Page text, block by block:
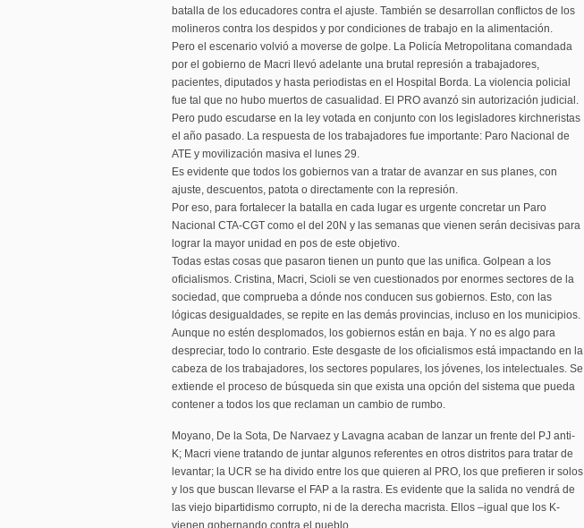
batalla de los educadores contra el ajuste. También se desarrollan conflictos de los
molineros contra los despidos y por condiciones de trabajo en la alimentación.
Pero el escenario volvió a moverse de golpe. La Policía Metropolitana comandada
por el gobierno de Macri llevó adelante una brutal represión a trabajadores,
pacientes, diputados y hasta periodistas en el Hospital Borda. La violencia policial
fue tal que no hubo muertos de casualidad. El PRO avanzó sin autorización judicial.
Pero pudo escudarse en la ley votada en conjunto con los legisladores kirchneristas
el año pasado. La respuesta de los trabajadores fue importante: Paro Nacional de
ATE y movilización masiva el lunes 29.
Es evidente que todos los gobiernos van a tratar de avanzar en sus planes, con
ajuste, descuentos, patota o directamente con la represión.
Por eso, para fortalecer la batalla en cada lugar es urgente concretar un Paro
Nacional CTA-CGT como el del 20N y las semanas que vienen serán decisivas para
lograr la mayor unidad en pos de este objetivo.
Todas estas cosas que pasaron tienen un punto que las unifica. Golpean a los
oficialismos. Cristina, Macri, Scioli se ven cuestionados por enormes sectores de la
sociedad, que comprueba a dónde nos conducen sus gobiernos. Esto, con las
lógicas desigualdades, se repite en las demás provincias, incluso en los municipios.
Aunque no estén desplomados, los gobiernos están en baja. Y no es algo para
despreciar, todo lo contrario. Este desgaste de los oficialismos está impactando en la
cabeza de los trabajadores, los sectores populares, los jóvenes, los intelectuales. Se
extiende el proceso de búsqueda sin que exista una opción del sistema que pueda
contener a todos los que reclaman un cambio de rumbo.
Moyano, De la Sota, De Narvaez y Lavagna acaban de lanzar un frente del PJ anti-
K; Macri viene tratando de juntar algunos referentes en otros distritos para tratar de
levantar; la UCR se ha divido entre los que quieren al PRO, los que prefieren ir solos
y los que buscan llevarse el FAP a la rastra. Es evidente que la salida no vendrá de
las viejo bipartidismo corrupto, ni de la derecha macrista. Ellos –igual que los K-
vienen gobernando contra el pueblo.